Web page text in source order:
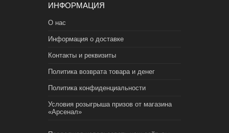
ИНФОРМАЦИЯ
О нас
Информация о доставке
Контакты и реквизиты
Политика возврата товара и денег
Политика конфиденциальности
Условия розыгрыша призов от магазина
«Арсенал»